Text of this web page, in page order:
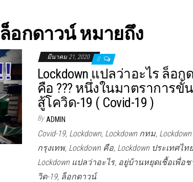
ล็อกดาวน์ หมายถึง
มีนาคม 21, 2020 0
Lockdown แปลว่าอะไร ล็อก
คือ ??? หนึ่งในมาตราการขั้
สู้โควิด-19 ( Covid-19 )
By ADMIN
Covid-19, Lockdown, Lockdown กทม, Lockdown
กรุงเทพ, Lockdown คือ, Lockdown ประเทศไท
Lockdown แปลว่าอะไร, อยู่บ้านหยุดเชื้อเพื่อ
วิด-19, ล็อกดาวน์